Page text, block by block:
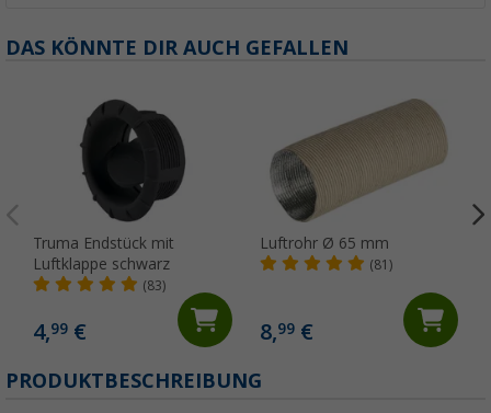
DAS KÖNNTE DIR AUCH GEFALLEN
Truma Endstück mit
Luftklappe schwarz
(83)
4,99 €
Luftrohr Ø 65 mm
(81)
8,99€
PRODUKTBESCHREIBUNG